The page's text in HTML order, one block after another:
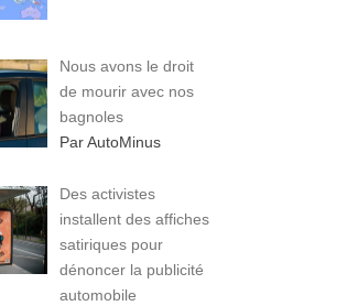
Nous avons le droit
de mourir avec nos
bagnoles
Par AutoMinus
Des activistes
installent des affiches
satiriques pour
dénoncer la publicité
automobile